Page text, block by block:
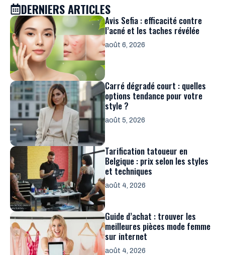
DERNIERS ARTICLES
Avis Sefia : efficacité contre
l’acné et les taches révélée
août 6, 2026
Carré dégradé court : quelles
options tendance pour votre
style ?
août 5, 2026
Tarification tatoueur en
Belgique : prix selon les styles
et techniques
août 4, 2026
Guide d’achat : trouver les
meilleures pièces mode femme
sur internet
août 4, 2026